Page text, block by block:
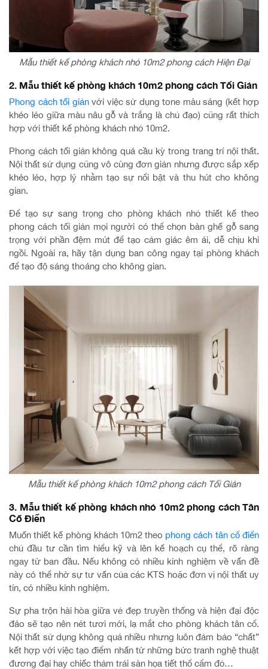
Mẫu thiết kế phòng khách nhỏ 10m2 phong cách Hiện Đại
2. Mẫu thiết kế phòng khách 10m2 phong cách Tối Giản
Phong cách tối giảnvới việc sử dụng tone màu sáng (kết hợp
khéo léo giữa màu nâu gỗ và trắng là chủ đạo) cũng rất thích
hợp với thiết kế phòng khách nhỏ 10m2.
Phong cách tối giản không quá cầu kỳ trong trang trí nội thất.
Nội thất sử dụng cũng vô cùng đơn giản nhưng được sắp xếp
khéo léo, hợp lý nhằm tạo sự nổi bật và thu hút cho không
gian.
Để tạo sự sang trọng cho phòng khách nhỏ thiết kế theo
phong cách tối giản mọi người có thể chọn bàn ghế gỗ sang
trọng với phần đệm mút để tạo cảm giác êm ái, dễ chịu khi
ngồi. Ngoài ra, hãy tận dụng ban công ngay tại phòng khách
để tạo độ sáng thoáng cho không gian.
Mẫu thiết kế phòng khách 10m2 phong cách Tối Giản
3. Mẫu thiết kế phòng khách nhỏ 10m2 phong cách Tân
Cổ Điển
Muốn thiết kế phòng khách 10m2 theo phong cách tân cổ điển
chủ đầu tư cần tìm hiểu kỹ và lên kế hoạch cụ thể, rõ ràng
ngay từ ban đầu. Nếu không có nhiều kinh nghiệm về vấn đề
này có thể nhờ sự tư vấn của các KTS hoặc đơn vị nội thất uy
tín, có nhiều kinh nghiệm.
Sự pha trộn hài hòa giữa vẻ đẹp truyền thống và hiện đại độc
đáo sẽ tạo nên nét tươi mới, lạ mắt cho phòng khách tân cổ.
Nội thất sử dụng không quá nhiều nhưng luôn đảm bảo “chất”
kết hợp với việc tạo điểm nhấn từ những bức tranh nghệ thuật
đương đại hay chiếc thảm trải sàn họa tiết thổ cẩm đỏ…